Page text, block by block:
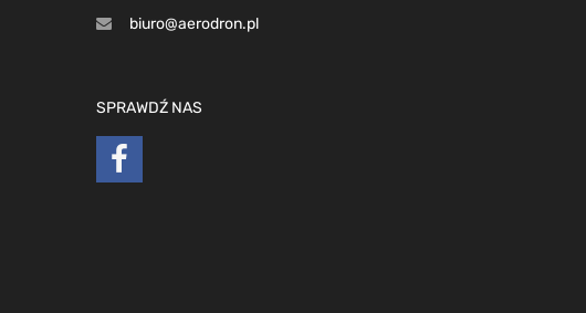
biuro@aerodron.pl
SPRAWDŹ NAS